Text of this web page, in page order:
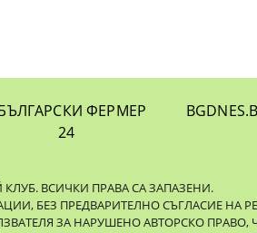
ФЕРМЕР
24
КЛУБ. ВСИЧКИ ПРАВА СА ЗАПАЗЕНИ.
БЕЗ ПРЕДВАРИТЕЛНО СЪГЛАСИЕ НА
ЗА НАРУШЕНО АВТОРСКО ПРАВО,